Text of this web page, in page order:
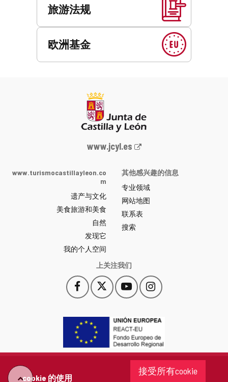
cookie 的使用
接受所有cookie
旅游法规
欧洲基金
Junta
y
León
网
站
门
户
-
www.jcyl.es
www.turismocastillayleon.co
m
遗产与文化
美食旅游和美食
自然
发现它
我的个人空间
其他感兴趣的信息
专业领域
网站地图
联系表
搜索
上关注我们
Facebook
此
链
会
打
开
一
此
链
一
YouTube
此
链
会
打
开
一
个
Instagram
此
链
会
开
一
个
新
"回